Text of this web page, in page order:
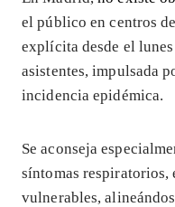
el público en centros
explícita desde el
asistentes, impulsada
incidencia epidémica.
Se aconseja
síntomas respiratorios,
vulnerables,